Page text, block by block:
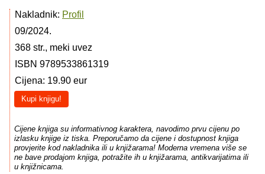
Nakladnik: Profil
09/2024.
368 str., meki uvez
ISBN 9789533861319
Cijena: 19.90 eur
Kupi knjigu!
Cijene knjiga su informativnog karaktera, navodimo prvu cijenu po
izlasku knjige iz tiska. Preporučamo da cijene i dostupnost knjiga
provjerite kod nakladnika ili u knjižarama! Moderna vremena više se
ne bave prodajom knjiga, potražite ih u knjižarama, antikvarijatima ili
u knjižnicama.